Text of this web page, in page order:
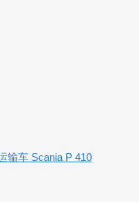
输车 Scania P 410